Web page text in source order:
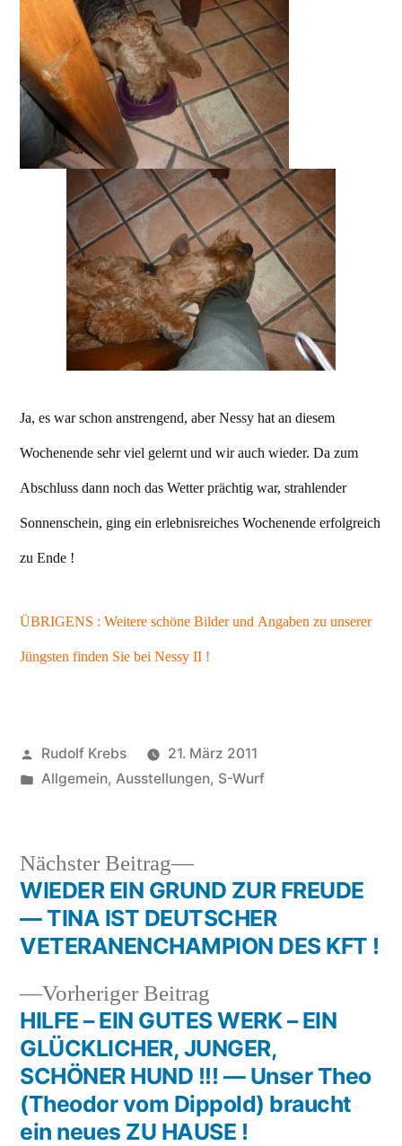
Ja, es war schon anstrengend, aber Nessy hat an diesem
Wochenende sehr viel gelernt und wir auch wieder. Da zum
Abschluss dann noch das Wetter prächtig war, strahlender
Sonnenschein, ging ein erlebnisreiches Wochenende erfolgreich
zu Ende !
ÜBRIGENS : Weitere schöne Bilder und Angaben zu unserer
Jüngsten finden Sie bei Nessy II !
Veröffentlicht
von
Rudolf Krebs
21. März 2011
Veröffentlicht
Allgemein, Ausstellungen, S-Wurf
Beitragsnavigation
Vorheriger Beitrag
Beitrag:
HILFE – EIN GUTES WERK – EIN
GLÜCKLICHER, JUNGER,
SCHÖNER HUND !!! — Unser Theo
(Theodor vom Dippold) braucht
ein neues ZU HAUSE !
Nächster Beitrag
Nächster
Beitrag:
WIEDER EIN GRUND ZUR FREUDE
— TINA IST DEUTSCHER
VETERANENCHAMPION DES KFT !